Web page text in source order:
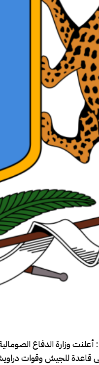
مقديشو – 11 ديسمبر 2024: أعلنت
قاعدة للجيش وقوات